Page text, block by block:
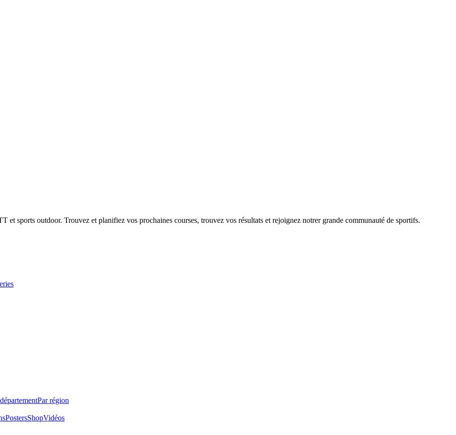
et sports outdoor. Trouvez et planifiez vos prochaines courses, trouvez vos résultats et rejoignez notrer grande communauté de sportifs.
Par région
PostersShopVidéos